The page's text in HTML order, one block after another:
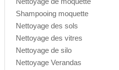
Shampooing moquette
Nettoyage des sols
Nettoyage des vitres
Nettoyage de silo
Nettoyage Verandas